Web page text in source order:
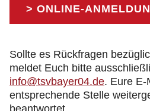
> ONLINE-
Sollte es Rückfragen
meldet Euch bitte
info@tsvbayer04.de. Eure E-
entsprechende Stelle
beantwortet.